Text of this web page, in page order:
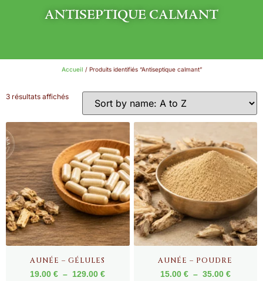
ANTISEPTIQUE CALMANT
Accueil / Produits identifiés “Antiseptique calmant”
3 résultats affichés
AUNÉE – GÉLULES
19.00€ – 129.00€
AUNÉE – POUDRE
15.00 € – 35.00 €